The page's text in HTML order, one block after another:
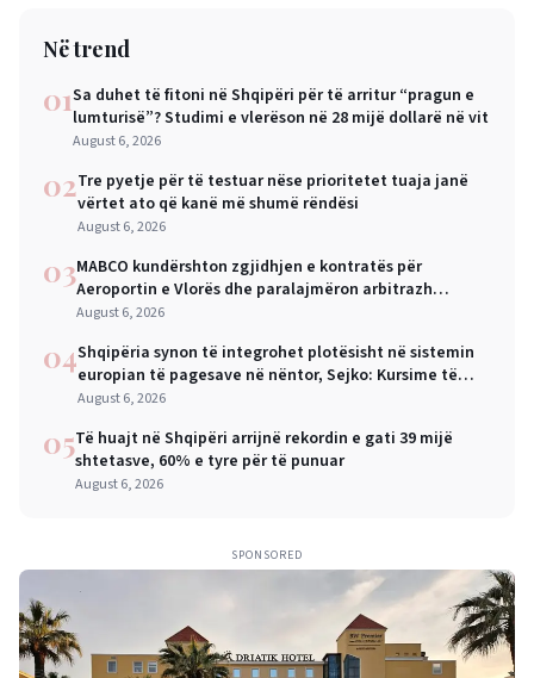
Në trend
01Sa duhet të fitoni në Shqipëri për të arritur “pragun e
lumturisë”? Studimi e vlerëson në 28 mijë dollarë në vit
August 6, 2026
02Tre pyetje për të testuar nëse prioritetet tuaja janë
vërtet ato që kanë më shumë rëndësi
August 6, 2026
03MABCO kundërshton zgjidhjen e kontratës për
Aeroportin e Vlorës dhe paralajmëron arbitrazh
ndërkombëtar
August 6, 2026
04Shqipëria synon të integrohet plotësisht në sistemin
europian të pagesave në nëntor, Sejko: Kursime të
mëdha për qytetarët dhe bizneset
August 6, 2026
05Të huajt në Shqipëri arrijnë rekordin e gati 39 mijë
shtetasve, 60% e tyre për të punuar
August 6, 2026
SPONSORED